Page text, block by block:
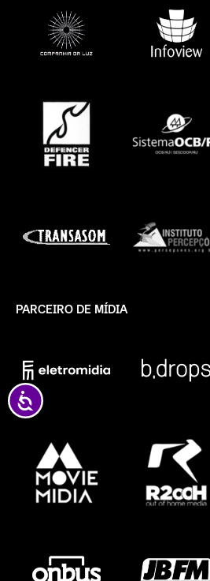
Acessibilidade
PARCEIRO DE MÍDIA